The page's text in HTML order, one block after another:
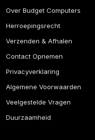
Over Budget Computers
Herroepingsrecht
Verzenden & Afhalen
Contact Opnemen
Privacyverklaring
Algemene Voorwaarden
Veelgestelde Vragen
Duurzaamheid